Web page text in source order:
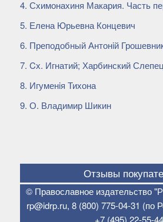
Схимонахиня Макария. Часть
Елена Юрьевна Концевич
Преподобный Антонiй
Cх. Игнатий; Харбинский Слепец
Игуменiя Тихона
О. Владимир Шикин
Отзывы
© Православное издательство
rp@idrp.ru,8 (800) 775-04-31 (по
+7 (495) 22-55-